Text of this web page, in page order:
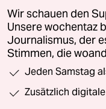
Wir schauen den
Unsere wochentaz
Journalismus, der
Stimmen, die
Jeden Samstag
Zusätzlich